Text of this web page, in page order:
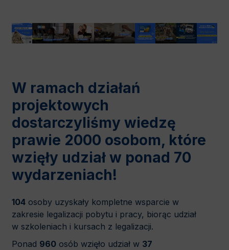
W ramach działań
projektowych
dostarczyliśmy wiedzę
prawie 2000 osobom, które
wzięły udział w ponad 70
wydarzeniach!
104 osoby uzyskały kompletne wsparcie w
zakresie legalizacji pobytu i pracy, biorąc udział
w szkoleniach i kursach z legalizacji.
Ponad 960 osób wzięło udział w 37